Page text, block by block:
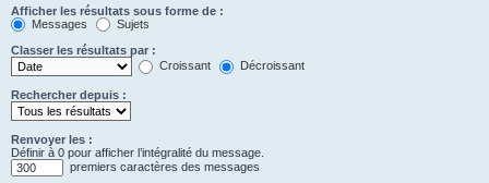
Afficher les résultats sous forme de :
Messages
Sujets
Classer les résultats par :
Croissant
Décroissant
Rechercher depuis :
Renvoyer les :
Définir à 0 pour afficher l’intégralité du message.
premiers caractères des messages